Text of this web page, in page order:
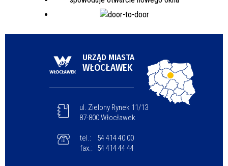
URZĄD MIASTA
WŁOCŁAWEK
ul. Zielony Rynek 11/13
87-800 Włocławek
tel.:
54 414 40 00
fax.:
54 414 44 44